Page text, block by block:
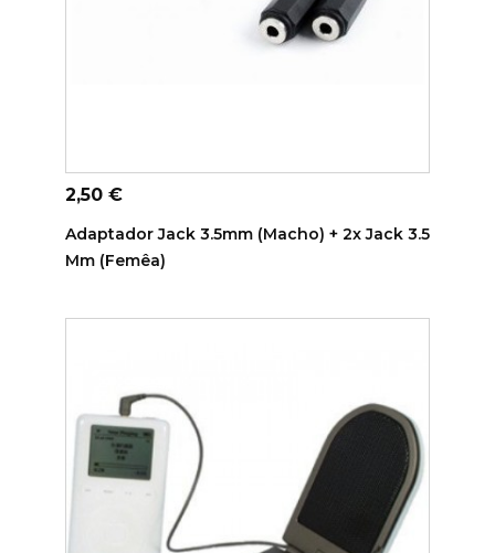
ADICIONAR AO CARRINHO
Preço
2,50 €
Adaptador Jack 3.5mm (macho) + 2x Jack 3.5
Mm (femêa)